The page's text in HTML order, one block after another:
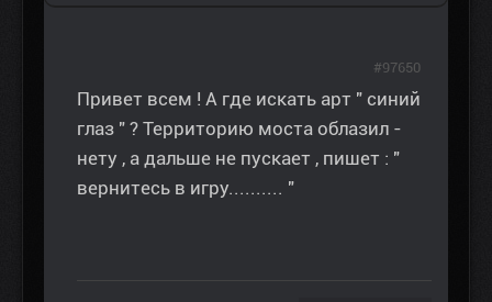
Привет всем ! А где искать арт " синий
глаз " ? Территорию моста облазил -
нету , а дальше не пускает , пишет : "
вернитесь в игру.......... "
#97650